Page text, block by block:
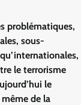
problématiques,
sous-
le terrorisme
le
de la